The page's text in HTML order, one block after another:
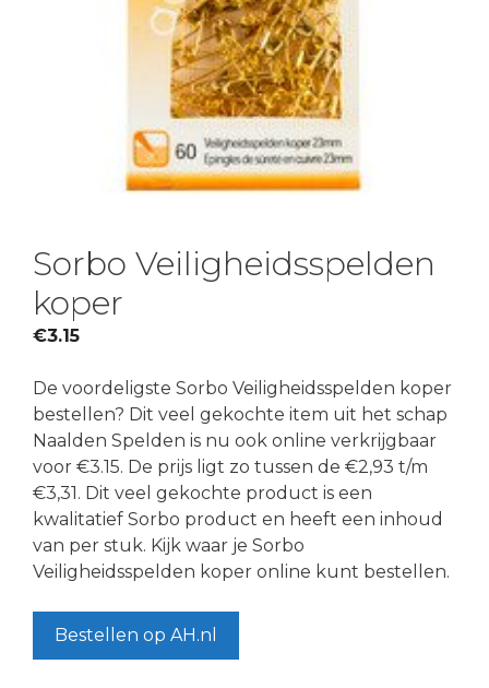
Sorbo Veiligheidsspelden
koper
€3.15
De voordeligste Sorbo Veiligheidsspelden koper
bestellen? Dit veel gekochte item uit het schap
Naalden Spelden is nu ook online verkrijgbaar
voor €3.15. De prijs ligt zo tussen de €2,93 t/m
€3,31. Dit veel gekochte product is een
kwalitatief Sorbo product en heeft een inhoud
van per stuk. Kijk waar je Sorbo
Veiligheidsspelden koper online kunt bestellen.
Bestellen op AH.nl